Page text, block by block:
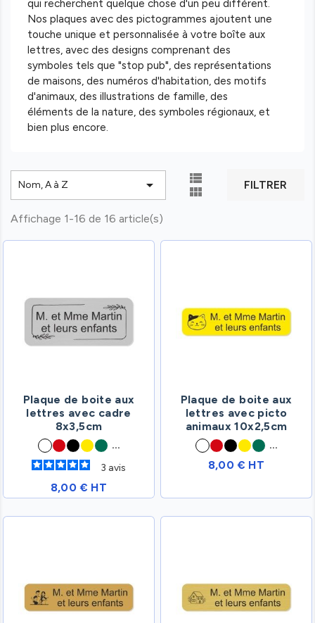
qui recherchent quelque chose d'un peu différent.
Nos plaques avec des pictogrammes ajoutent une
touche unique et personnalisée à votre boîte aux
lettres, avec des designs comprenant des
symboles tels que "stop pub", des représentations
de maisons, des numéros d'habitation, des motifs
d'animaux, des illustrations de famille, des
éléments de la nature, des symboles régionaux, et
bien plus encore.
Nom, A à Z 


FILTRER
Affichage 1-16 de 16 article(s)
Plaque de boite aux
lettres avec cadre
8x3,5cm
...
3 avis
8,00 € HT
Plaque de boite aux
lettres avec picto
animaux 10x2,5cm
...
8,00 € HT